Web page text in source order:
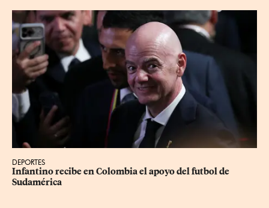
DEPORTES
Infantino recibe en Colombia el apoyo del futbol de
Sudamérica